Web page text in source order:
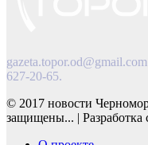
gazeta.topor.od@gmail.com
627-20-65.
© 2017 новости
защищены... | Разработка